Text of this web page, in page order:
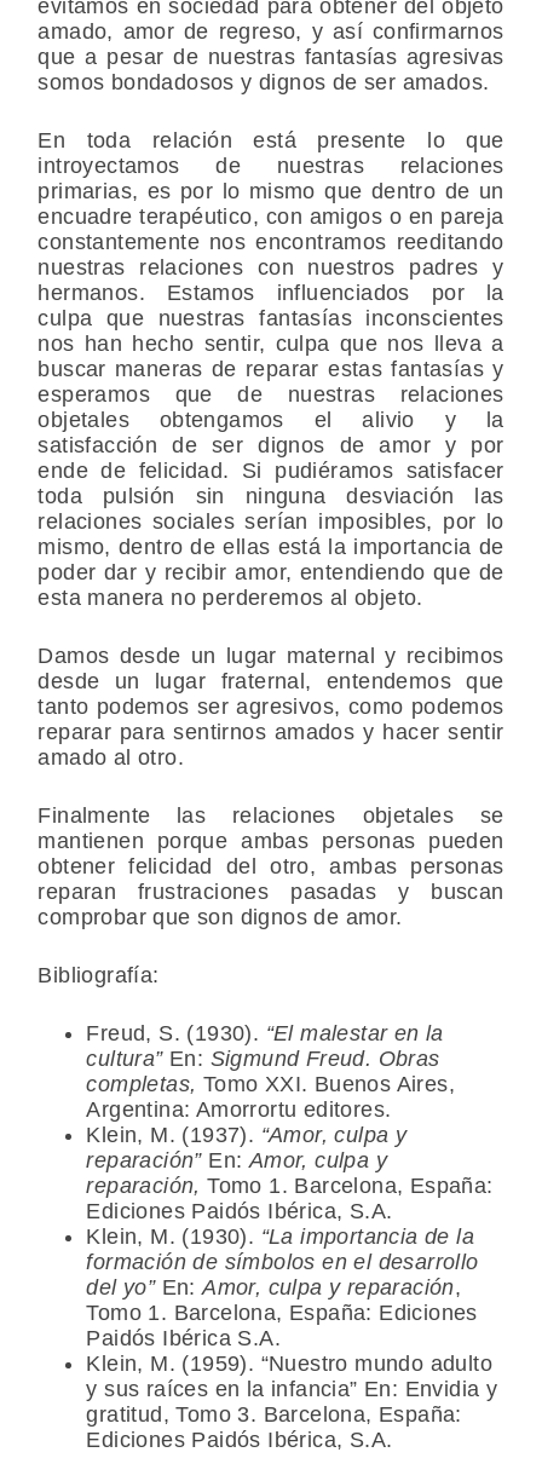
evitamos en sociedad para obtener del objeto
amado, amor de regreso, y así confirmarnos
que a pesar de nuestras fantasías agresivas
somos bondadosos y dignos de ser amados.
En toda relación está presente lo que
introyectamos de nuestras relaciones
primarias, es por lo mismo que dentro de un
encuadre terapéutico, con amigos o en pareja
constantemente nos encontramos reeditando
nuestras relaciones con nuestros padres y
hermanos. Estamos influenciados por la
culpa que nuestras fantasías inconscientes
nos han hecho sentir, culpa que nos lleva a
buscar maneras de reparar estas fantasías y
esperamos que de nuestras relaciones
objetales obtengamos el alivio y la
satisfacción de ser dignos de amor y por
ende de felicidad. Si pudiéramos satisfacer
toda pulsión sin ninguna desviación las
relaciones sociales serían imposibles, por lo
mismo, dentro de ellas está la importancia de
poder dar y recibir amor, entendiendo que de
esta manera no perderemos al objeto.
Damos desde un lugar maternal y recibimos
desde un lugar fraternal, entendemos que
tanto podemos ser agresivos, como podemos
reparar para sentirnos amados y hacer sentir
amado al otro.
Finalmente las relaciones objetales se
mantienen porque ambas personas pueden
obtener felicidad del otro, ambas personas
reparan frustraciones pasadas y buscan
comprobar que son dignos de amor.
Bibliografía:
Freud, S. (1930). “El malestar en la
cultura” En: Sigmund Freud. Obras
completas, Tomo XXI. Buenos Aires,
Argentina: Amorrortu editores.
Klein, M. (1937). “Amor, culpa y
reparación” En: Amor, culpa y
reparación,Tomo 1. Barcelona, España:
Ediciones Paidós Ibérica, S.A.
Klein, M. (1930). “La importancia de la
formación de símbolos en el desarrollo
del yo”En:Amor, culpa y reparación,
Tomo 1. Barcelona, España: Ediciones
Paidós Ibérica S.A.
Klein, M. (1959). “Nuestro mundo adulto
y sus raíces en la infancia” En: Envidia y
gratitud, Tomo 3. Barcelona, España:
Ediciones Paidós Ibérica, S.A.